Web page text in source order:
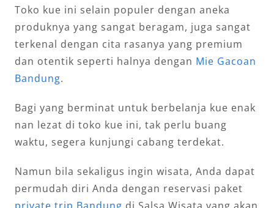
Toko kue ini selain populer dengan aneka
produknya yang sangat beragam, juga sangat
terkenal dengan cita rasanya yang premium
dan otentik seperti halnya dengan Mie Gacoan
Bandung.
Bagi yang berminat untuk berbelanja kue enak
nan lezat di toko kue ini, tak perlu buang
waktu, segera kunjungi cabang terdekat.
Namun bila sekaligus ingin wisata, Anda dapat
permudah diri Anda dengan reservasi paket